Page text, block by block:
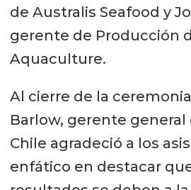
de Australis Seafood y
gerente de Producción
Aquaculture.
Al cierre de la
Barlow, gerente
Chile agradeció a los
enfático en destacar